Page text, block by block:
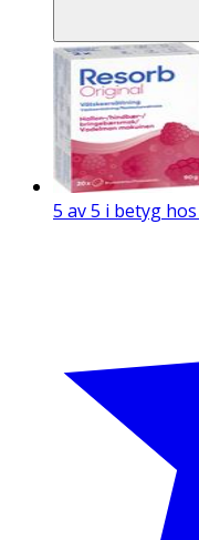
5 av 5 i betyg